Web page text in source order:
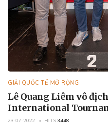
GIẢI QUỐC TẾ MỞ RỘNG
Lê Quang Liêm vô
International
23-07-2022 HITS 3448